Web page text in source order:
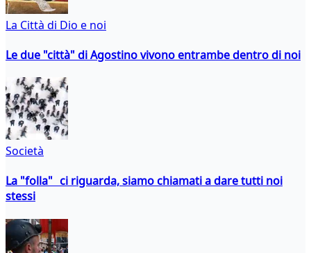
La Città di Dio e noi
Le due "città" di Agostino vivono entrambe dentro di noi
Società
La "folla" ci riguarda, siamo chiamati a dare tutti noi
stessi